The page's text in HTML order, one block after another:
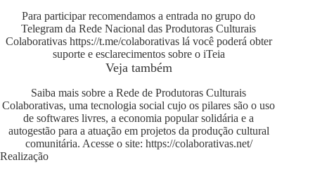
Para participar recomendamos a entrada no grupo do
Telegram da Rede Nacional das Produtoras Culturais
Colaborativas https://t.me/colaborativaslá você poderá obter
suporte e esclarecimentos sobre o iTeia
Veja também
Saiba mais sobre a Rede de Produtoras Culturais
Colaborativas, uma tecnologia social cujo os pilares são o uso
de softwares livres, a economia popular solidária e a
autogestão para a atuação em projetos da produção cultural
comunitária. Acesse o site: https://colaborativas.net/
Realização